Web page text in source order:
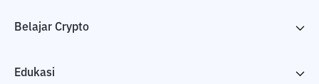
Belajar Crypto
Edukasi